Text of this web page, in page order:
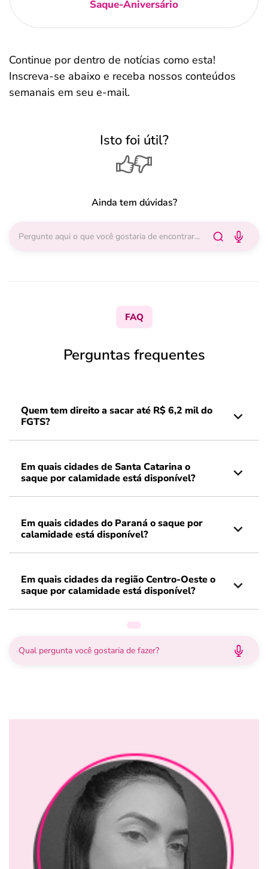
Saque-Aniversário
Continue por dentro de notícias como esta!
Inscreva-se abaixo e receba nossos conteúdos
semanais em seu e-mail.
Isto foi útil?
Ainda tem dúvidas?
FAQ
Perguntas frequentes
Quem tem direito a sacar até R$ 6,2 mil do
FGTS?
Em quais cidades de Santa Catarina o
saque por calamidade está disponível?
Em quais cidades do Paraná o saque por
calamidade está disponível?
Em quais cidades da região Centro-Oeste o
saque por calamidade está disponível?